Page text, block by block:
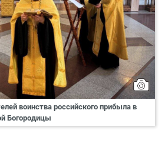
воинства российского прибыла в
Богородицы